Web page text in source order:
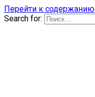
Перейти к содержанию
Search for: